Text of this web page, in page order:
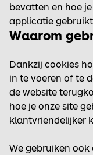
bevatten en hoe
applicatie
Waarom
Dankzij cookies
in te voeren of te
de website
hoe je onze site
klantvriendelijker
We gebruiken